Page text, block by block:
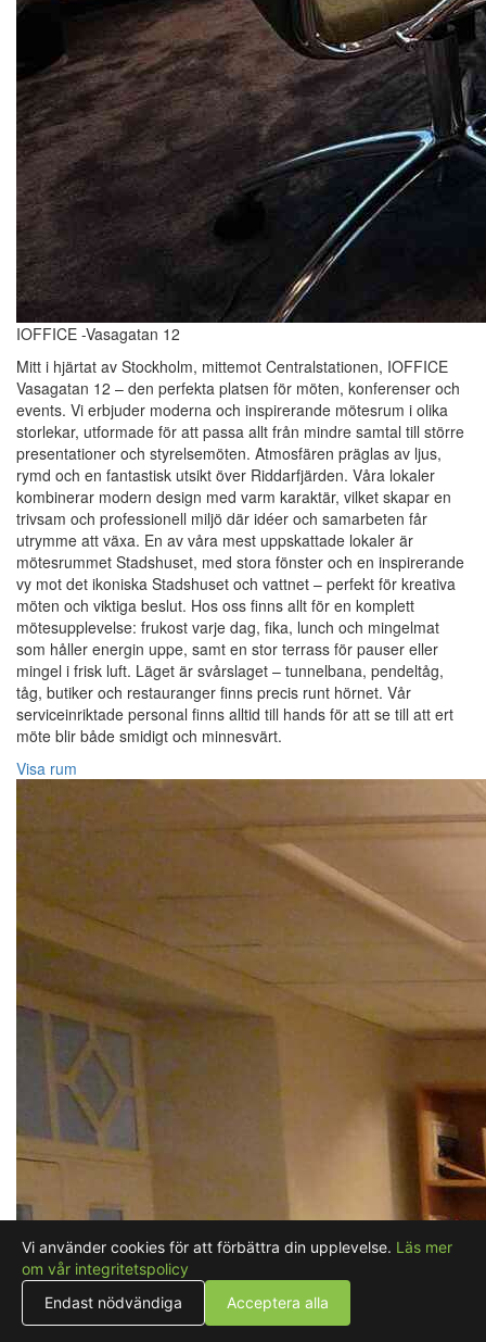
IOFFICE -Vasagatan 12
Mitt i hjärtat av Stockholm, mittemot Centralstationen, IOFFICE
Vasagatan 12 – den perfekta platsen för möten, konferenser och
events. Vi erbjuder moderna och inspirerande mötesrum i olika
storlekar, utformade för att passa allt från mindre samtal till större
presentationer och styrelsemöten. Atmosfären präglas av ljus,
rymd och en fantastisk utsikt över Riddarfjärden. Våra lokaler
kombinerar modern design med varm karaktär, vilket skapar en
trivsam och professionell miljö där idéer och samarbeten får
utrymme att växa. En av våra mest uppskattade lokaler är
mötesrummet Stadshuset, med stora fönster och en inspirerande
vy mot det ikoniska Stadshuset och vattnet – perfekt för kreativa
möten och viktiga beslut. Hos oss finns allt för en komplett
mötesupplevelse: frukost varje dag, fika, lunch och mingelmat
som håller energin uppe, samt en stor terrass för pauser eller
mingel i frisk luft. Läget är svårslaget – tunnelbana, pendeltåg,
tåg, butiker och restauranger finns precis runt hörnet. Vår
serviceinriktade personal finns alltid till hands för att se till att ert
möte blir både smidigt och minnesvärt.
Visa rum
Vi använder cookies för att förbättra din upplevelse. Läs mer
om vår integritetspolicy
Endast nödvändiga
Acceptera alla